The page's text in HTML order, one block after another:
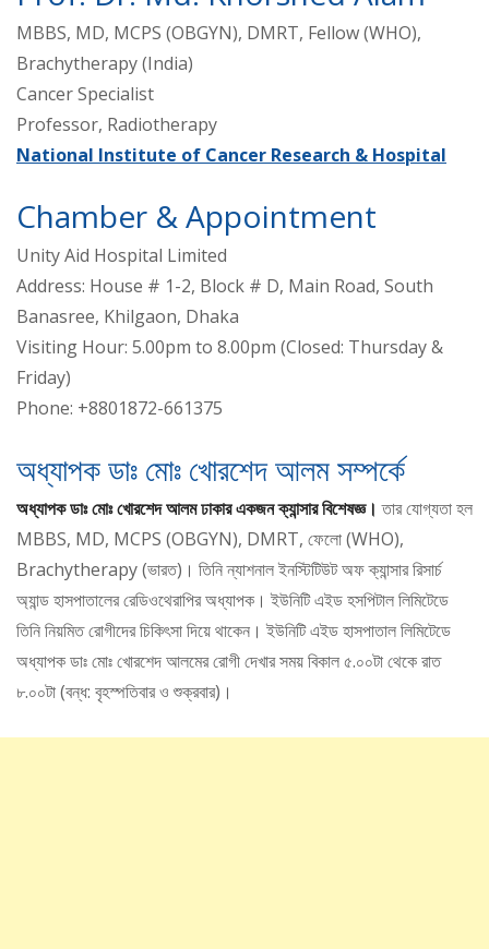
MBBS, MD, MCPS (OBGYN), DMRT, Fellow (WHO),
Brachytherapy (India)
Cancer Specialist
Professor, Radiotherapy
National Institute of Cancer Research & Hospital
Chamber & Appointment
Unity Aid Hospital Limited
Address: House # 1-2, Block # D, Main Road, South
Banasree, Khilgaon, Dhaka
Visiting Hour: 5.00pm to 8.00pm (Closed: Thursday &
Friday)
Phone: +8801872-661375
অধ্যাপক ডাঃ মোঃ খোরশেদ আলম সম্পর্কে
অধ্যাপক ডাঃ মোঃ খোরশেদ আলম ঢাকার একজন ক্যান্সার বিশেষজ্ঞ। তার যোগ্যতা হল
MBBS, MD, MCPS (OBGYN), DMRT, ফেলো (WHO),
Brachytherapy (ভারত)। তিনি ন্যাশনাল ইনস্টিটিউট অফ ক্যান্সার রিসার্চ
অ্যান্ড হাসপাতালের রেডিওথেরাপির অধ্যাপক। ইউনিটি এইড হসপিটাল লিমিটেডে
তিনি নিয়মিত রোগীদের চিকিৎসা দিয়ে থাকেন। ইউনিটি এইড হাসপাতাল লিমিটেডে
অধ্যাপক ডাঃ মোঃ খোরশেদ আলমের রোগী দেখার সময় বিকাল ৫.০০টা থেকে রাত
৮.০০টা (বন্ধ: বৃহস্পতিবার ও শুক্রবার)।